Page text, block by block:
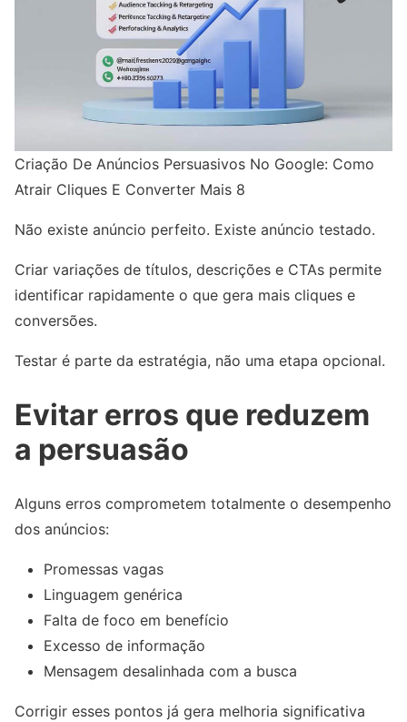
Criação De Anúncios Persuasivos No Google: Como
Atrair Cliques E Converter Mais 8
Não existe anúncio perfeito. Existe anúncio testado.
Criar variações de títulos, descrições e CTAs permite
identificar rapidamente o que gera mais cliques e
conversões.
Testar é parte da estratégia, não uma etapa opcional.
Evitar erros que reduzem
a persuasão
Alguns erros comprometem totalmente o desempenho
dos anúncios:
Promessas vagas
Linguagem genérica
Falta de foco em benefício
Excesso de informação
Mensagem desalinhada com a busca
Corrigir esses pontos já gera melhoria significativa